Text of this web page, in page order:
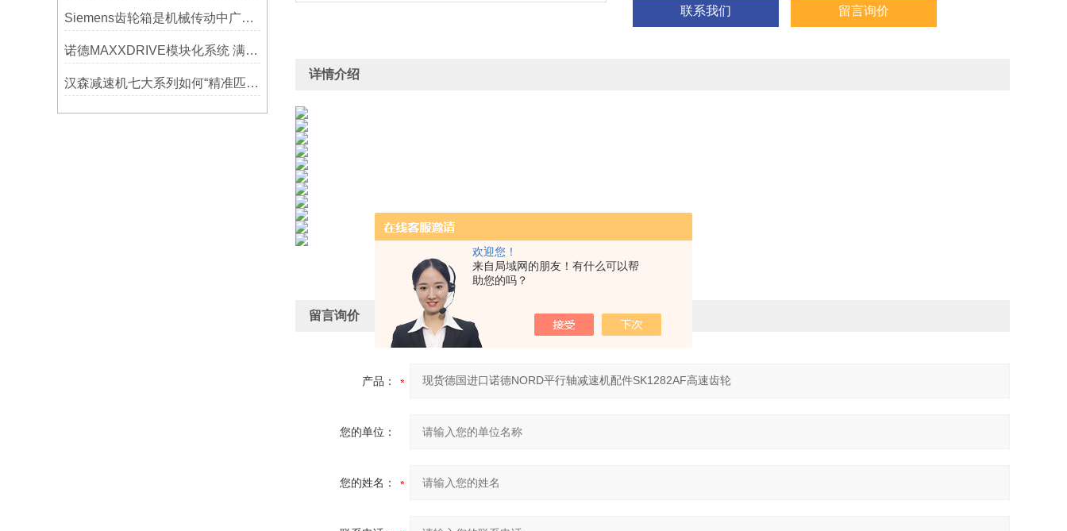
欢迎您！
来自局域网的朋友！有什么可以帮
助您的吗？
Siemens齿轮箱是机械传动中广泛应用的部件
诺德MAXXDRIVE模块化系统 满足高要求的重型驱动系统
汉森减速机七大系列如何“精准匹配”应用场景
联系我们 留言询价
详情介绍
留言询价
产品：
您的单位：
您的姓名：